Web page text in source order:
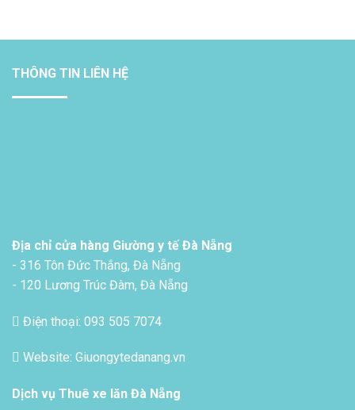
THÔNG TIN LIÊN HỆ
Địa chỉ cửa hàng Giường y tế Đà Nẵng
- 316 Tôn Đức Thắng, Đà Nẵng
- 120 Lương Trúc Đàm, Đà Nẵng
Điện thoại: 093 505 7074
Website: Giuongytedanang.vn
Dịch vụ Thuê xe lăn Đà Nẵng